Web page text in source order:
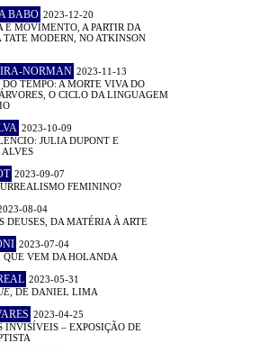
BABO 2023-12-20
E MOVIMENTO, A PARTIR DA
TATE MODERN, NO ATKINSON
NORMAN 2023-11-13
DO TEMPO: A MORTE VIVA DO
O CICLO DA LINGUAGEM
2023-10-09
JULIA DUPONT E
ALVES
2023-09-07
FEMININO?
08-04
DEUSES, DA MATÉRIA À ARTE
2023-07-04
QUE VEM DA HOLANDA
2023-05-31
, DE DANIEL LIMA
2023-04-25
INVISÍVEIS – EXPOSIÇÃO DE